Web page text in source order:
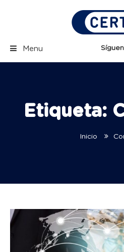
Certus Blog
Menu
Etiqueta:
Inicio